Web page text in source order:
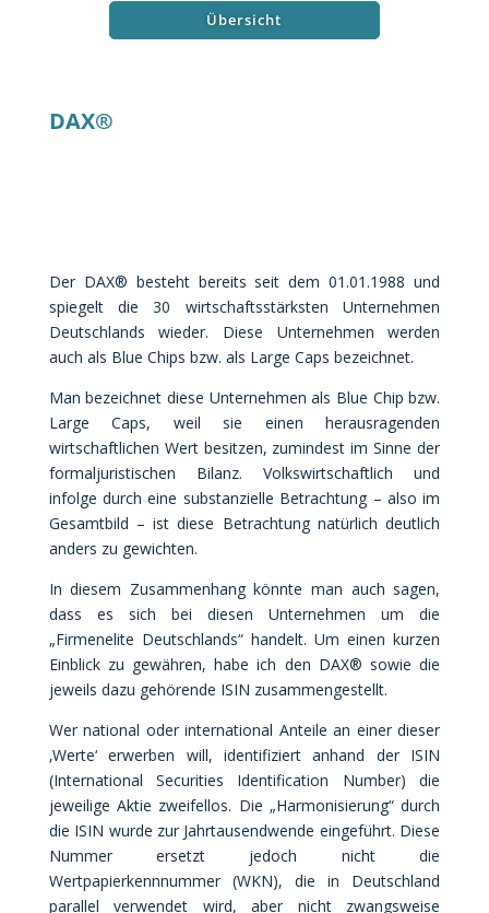
Übersicht
DAX®
Der DAX® besteht bereits seit dem 01.01.1988 und
spiegelt die 30 wirtschaftsstärksten Unternehmen
Deutschlands wieder. Diese Unternehmen werden
auch als Blue Chips bzw. als Large Caps bezeichnet.
Man bezeichnet diese Unternehmen als Blue Chip bzw.
Large Caps, weil sie einen herausragenden
wirtschaftlichen Wert besitzen, zumindest im Sinne der
formaljuristischen Bilanz. Volkswirtschaftlich und
infolge durch eine substanzielle Betrachtung – also im
Gesamtbild – ist diese Betrachtung natürlich deutlich
anders zu gewichten.
In diesem Zusammenhang könnte man auch sagen,
dass es sich bei diesen Unternehmen um die
„Firmenelite Deutschlands“ handelt. Um einen kurzen
Einblick zu gewähren, habe ich den DAX® sowie die
jeweils dazu gehörende ISIN zusammengestellt.
Wer national oder international Anteile an einer dieser
‚Werte‘ erwerben will, identifiziert anhand der ISIN
(International Securities Identification Number)die
jeweilige Aktie zweifellos. Die „Harmonisierung“ durch
die ISIN wurde zur Jahrtausendwende eingeführt. Diese
Nummer ersetzt jedoch nicht die
Wertpapierkennnummer (WKN), die in Deutschland
parallel verwendet wird, aber nicht zwangsweise